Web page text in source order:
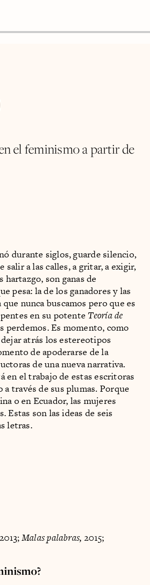
el feminismo a partir de
durante siglos, guarde silencio,
a las calles, a gritar, a exigir,
hartazgo, son ganas de
pesa: la de los ganadores y las
nunca buscamos pero que es
en su potente Teoría de
perdemos. Es momento, como
atrás los estereotipos
de apoderarse de la
de una nueva narrativa.
en el trabajo de estas escritoras
través de sus plumas. Porque
o en Ecuador, las mujeres
Estas son las ideas de seis
letras.
2013;Malas palabras, 2015;